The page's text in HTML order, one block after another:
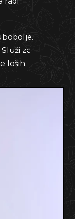
za
loših.